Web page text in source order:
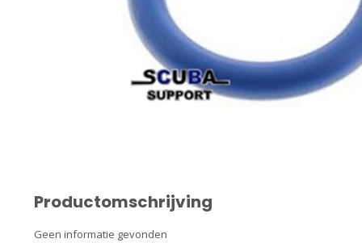
Productomschrijving
Geen informatie gevonden